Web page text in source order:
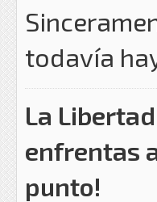
todavía
La
enfrentas
punto!